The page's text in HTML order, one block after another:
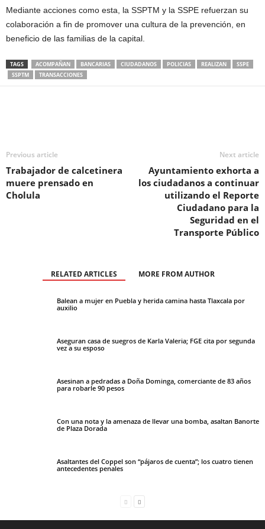
Mediante acciones como esta, la SSPTM y la SSPE refuerzan su
colaboración a fin de promover una cultura de la prevención, en
beneficio de las familias de la capital.
TAGS ACOMPAÑAN BANCARIAS CIUDADANOS POLICIAS REALIZAN
SSPE
SSPTM
TRANSACCIONES
Previous article
Trabajador de calcetinera
muere prensado en
Cholula
Next article
Ayuntamiento exhorta a
los ciudadanos a continuar
utilizando el Reporte
Ciudadano para la
Seguridad en el
Transporte Público
RELATED ARTICLES MORE FROM AUTHOR
Balean a mujer en Puebla y herida camina hasta Tlaxcala por
auxilio
Aseguran casa de suegros de Karla Valeria; FGE cita por segunda
vez a su esposo
Asesinan a pedradas a Doña Dominga, comerciante de 83 años
para robarle 90 pesos
Con una nota y la amenaza de llevar una bomba, asaltan Banorte
de Plaza Dorada
Asaltantes del Coppel son “pájaros de cuenta”; los cuatro tienen
antecedentes penales